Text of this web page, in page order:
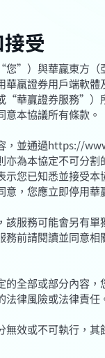
受
您”）與華贏東方
贏證券用戶端軟體
華贏證券服務”）
本協議所有條款。
，並通過https://
為本協定不可分
您已知悉並接受
，您應立即停用華
該服務可能會另有
前請閱讀並同意相
的全部或部分內容
律風險或法律責任
無效或不可執行，